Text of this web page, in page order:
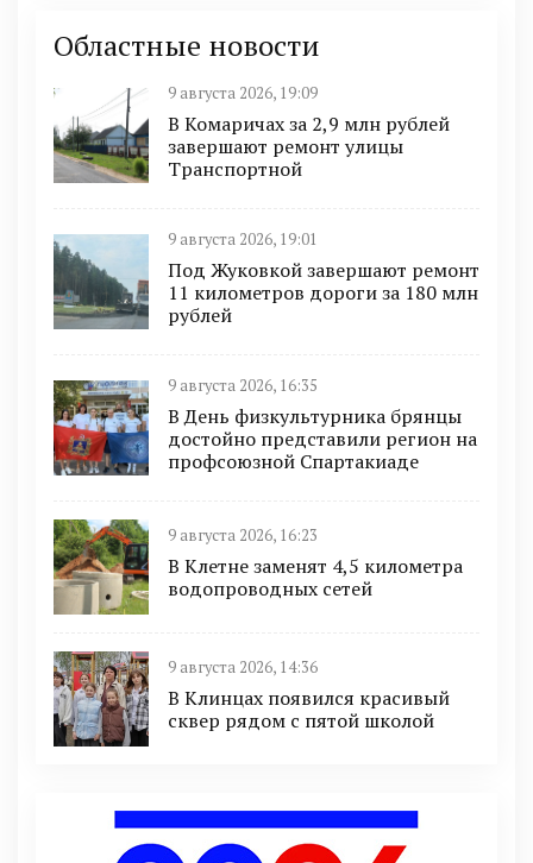
Областные новости
9 августа 2026, 19:09
В Комаричах за 2,9 млн рублей
завершают ремонт улицы
Транспортной
9 августа 2026, 19:01
Под Жуковкой завершают ремонт
11 километров дороги за 180 млн
рублей
9 августа 2026, 16:35
В День физкультурника брянцы
достойно представили регион на
профсоюзной Спартакиаде
9 августа 2026, 16:23
В Клетне заменят 4,5 километра
водопроводных сетей
9 августа 2026, 14:36
В Клинцах появился красивый
сквер рядом с пятой школой